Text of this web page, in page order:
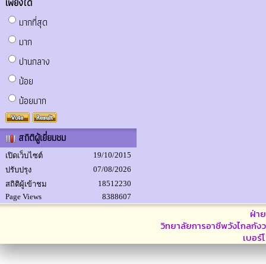
มากที่สุด
มาก
ปานกลาง
น้อย
น้อยมาก
สถิติผู้เยี่ยมชม
เปิดเว็บไซต์
19/10/2015
ปรับปรุง
07/08/2026
สถิติผู้เข้าชม
18512230
Page Views
8388607
ฝ่า
วิทยาลัยการอาชีพวังไกลกัง
เบอ